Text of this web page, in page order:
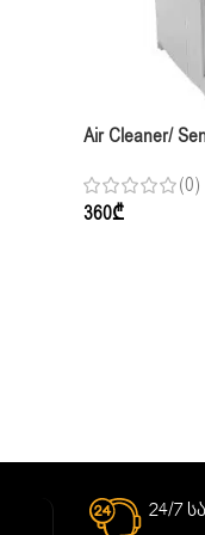
Air Cleaner/
Noise Level:
Input: 60W,
(0)
360₾
24/7